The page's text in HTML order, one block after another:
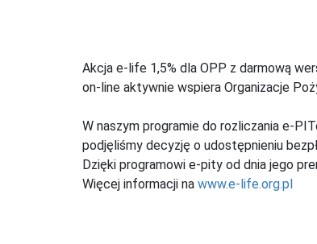
Akcja e-life 1,5% dla OPP z darmową
on-line aktywnie wspiera Organizacje
W naszym programie do rozliczania e-
podjęliśmy decyzję o udostępnieniu
Dzięki programowi e-pity od dnia jego
Więcej informacji na www.e-life.org.pl